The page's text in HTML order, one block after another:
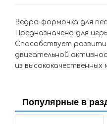
Ведро-формочка для
Предназначено для
Способствует
двигательной
из
Популярные в